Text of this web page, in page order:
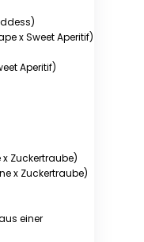
x Sweet Aperitif)
Aperitif)
Zuckertraube)
x Zuckertraube)
einer